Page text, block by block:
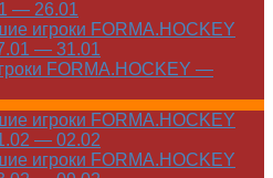
— 26.01
игроки FORMA.HOCKEY
— 31.01
FORMA.HOCKEY —
игроки FORMA.HOCKEY
— 02.02
игроки FORMA.HOCKEY